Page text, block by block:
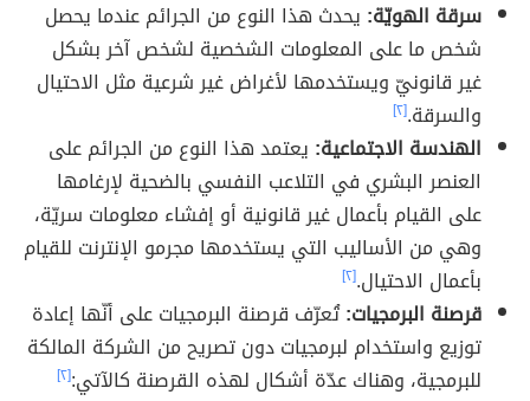
سرقة الهويّة: يحدث هذا النوع من الجرائم عندما يحصل
شخص ما على المعلومات الشخصية لشخص آخر بشكل
غير قانونيّ ويستخدمها لأغراض غير شرعية مثل الاحتيال
والسرقة.[٢]
الهندسة الاجتماعية: يعتمد هذا النوع من الجرائم على
العنصر البشري في التلاعب النفسي بالضحية لإرغامها
على القيام بأعمال غير قانونية أو إفشاء معلومات سريّة،
وهي من الأساليب التي يستخدمها مجرمو الإنترنت للقيام
بأعمال الاحتيال.[٢]
قرصنة البرمجيات:تُعرّف قرصنة البرمجيات على أنّها إعادة
توزيع واستخدام لبرمجيات دون تصريح من الشركة المالكة
للبرمجية، وهناك عدّة أشكال لهذه القرصنة كالآتي:[٢]